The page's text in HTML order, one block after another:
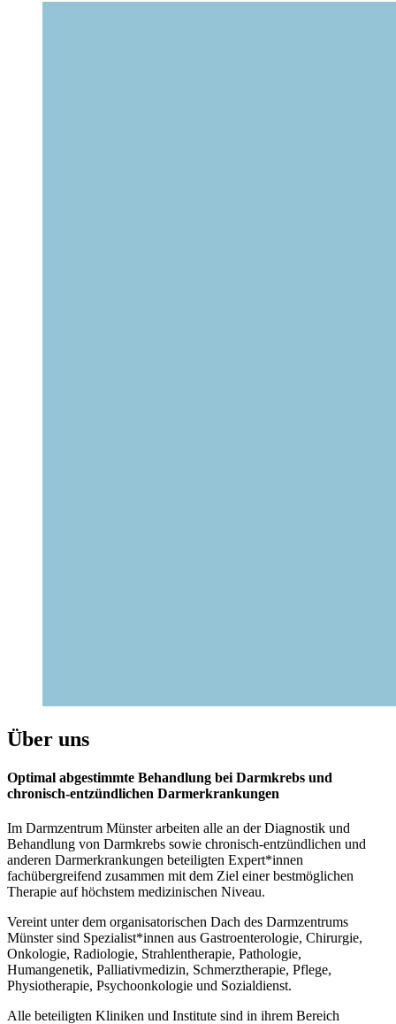
Über uns
Optimal abgestimmte Behandlung bei Darmkrebs und
chronisch-entzündlichen Darmerkrankungen
Im Darmzentrum Münster arbeiten alle an der Diagnostik und
Behandlung von Darmkrebs sowie chronisch-entzündlichen und
anderen Darmerkrankungen beteiligten Expert*innen
fachübergreifend zusammen mit dem Ziel einer bestmöglichen
Therapie auf höchstem medizinischen Niveau.
Vereint unter dem organisatorischen Dach des Darmzentrums
Münster sind Spezialist*innen aus Gastroenterologie, Chirurgie,
Onkologie, Radiologie, Strahlentherapie, Pathologie,
Humangenetik, Palliativmedizin, Schmerztherapie, Pflege,
Physiotherapie, Psychoonkologie und Sozialdienst.
Alle beteiligten Kliniken und Institute sind in ihrem Bereich